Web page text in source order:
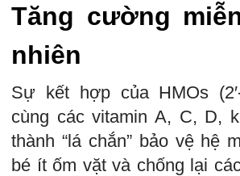
Tăng cường
nhiên
Sự kết hợp của HMOs
cùng các vitamin A, C, D,
thành “lá chắn” bảo vệ hệ
bé ít ốm vặt và chống lại